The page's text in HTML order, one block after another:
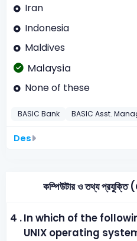
Iran
Indonesia
Maldives
Malaysia
None of these
BASIC Bank BASIC Asst.
Des
কম্পিউটার ও তথ্য
4 .In which of the
UNIX operating